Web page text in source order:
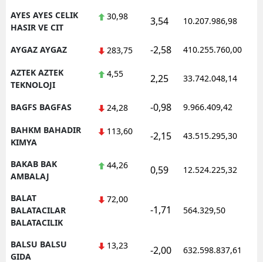
AYES AYES CELIK
HASIR VE CIT
30,98 3,54 10.207.986,98
AYGAZ AYGAZ 283,75 -2,58 410.255.760,00
AZTEK AZTEK
TEKNOLOJI
4,55 2,25 33.742.048,14
BAGFS BAGFAS 24,28 -0,98 9.966.409,42
BAHKM BAHADIR
KIMYA
113,60 -2,15 43.515.295,30
BAKAB BAK
AMBALAJ
44,26 0,59 12.524.225,32
BALAT
BALATACILAR
BALATACILIK
72,00
-1,71 564.329,50
BALSU BALSU
GIDA
13,23 -2,00 632.598.837,61